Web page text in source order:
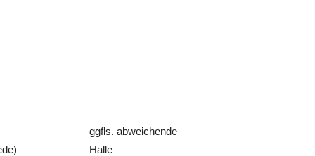
ggfls. abweichende
Halle